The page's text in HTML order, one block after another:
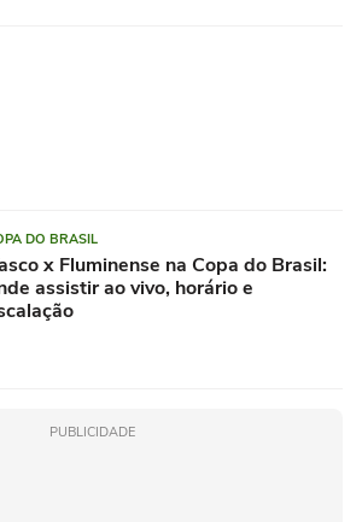
DO BRASIL
x Fluminense na Copa do Brasil:
assistir ao vivo, horário e
PUBLICIDADE